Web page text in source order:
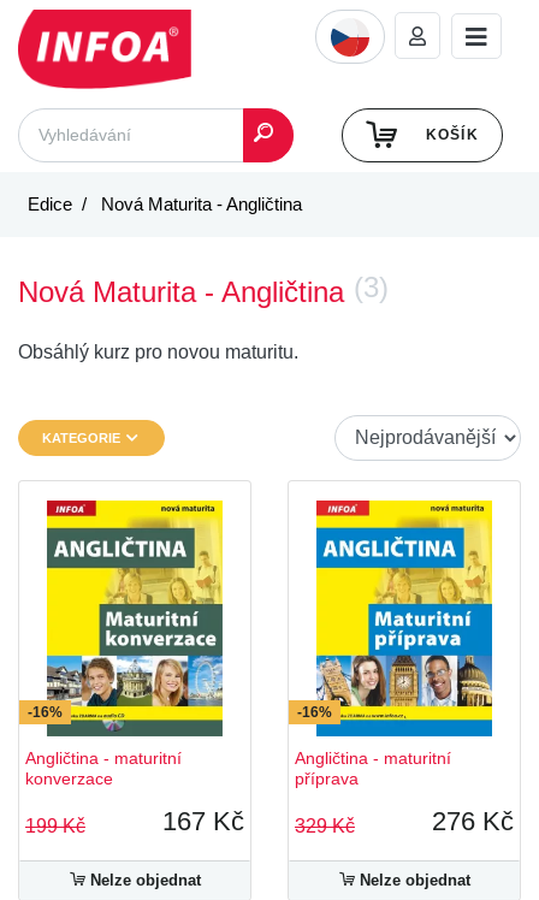
KOŠÍK
Edice Nová Maturita - Angličtina
Nová Maturita - Angličtina (3)
Obsáhlý kurz pro novou maturitu.
KATEGORIE
-16%
Angličtina - maturitní
konverzace
199 Kč 167 Kč
Nelze objednat
-16%
Angličtina - maturitní
příprava
329 Kč 276 Kč
Nelze objednat